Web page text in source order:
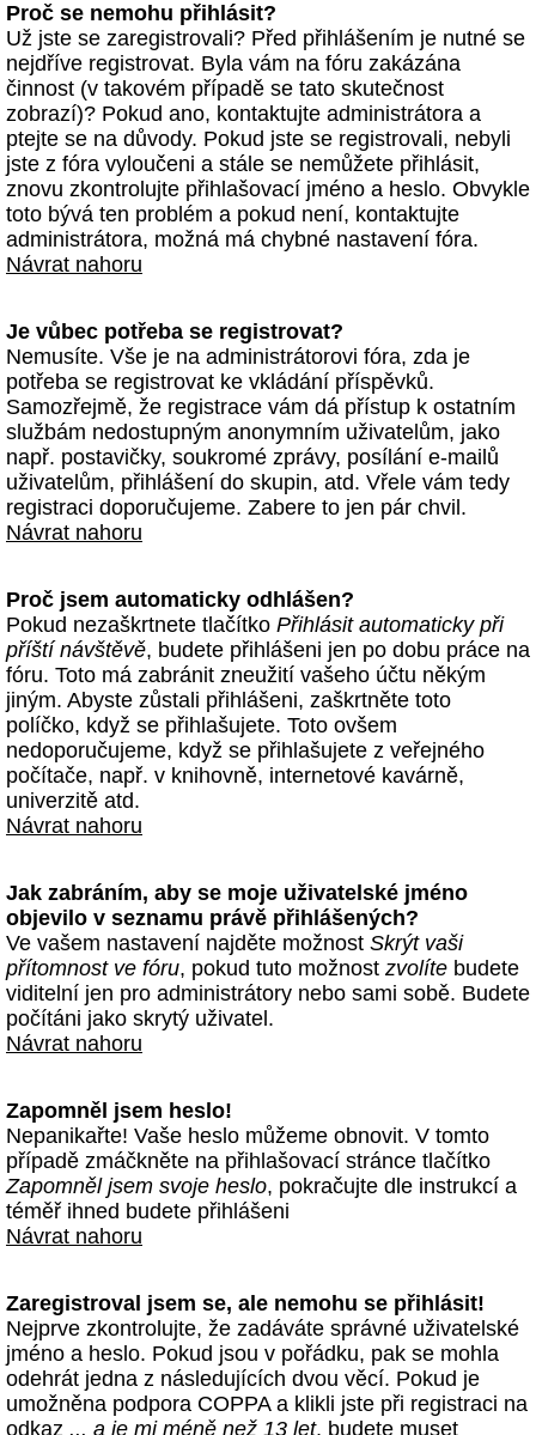
Proč se nemohu přihlásit?
Už jste se zaregistrovali? Před přihlášením je nutné se
nejdříve registrovat. Byla vám na fóru zakázána
činnost (v takovém případě se tato skutečnost
zobrazí)? Pokud ano, kontaktujte administrátora a
ptejte se na důvody. Pokud jste se registrovali, nebyli
jste z fóra vyloučeni a stále se nemůžete přihlásit,
znovu zkontrolujte přihlašovací jméno a heslo. Obvykle
toto bývá ten problém a pokud není, kontaktujte
administrátora, možná má chybné nastavení fóra.
Návrat nahoru
Je vůbec potřeba se registrovat?
Nemusíte. Vše je na administrátorovi fóra, zda je
potřeba se registrovat ke vkládání příspěvků.
Samozřejmě, že registrace vám dá přístup k ostatním
službám nedostupným anonymním uživatelům, jako
např. postavičky, soukromé zprávy, posílání e-mailů
uživatelům, přihlášení do skupin, atd. Vřele vám tedy
registraci doporučujeme. Zabere to jen pár chvil.
Návrat nahoru
Proč jsem automaticky odhlášen?
Pokud nezaškrtnete tlačítko Přihlásit automaticky při
příští návštěvě, budete přihlášeni jen po dobu práce na
fóru. Toto má zabránit zneužití vašeho účtu někým
jiným. Abyste zůstali přihlášeni, zaškrtněte toto
políčko, když se přihlašujete. Toto ovšem
nedoporučujeme, když se přihlašujete z veřejného
počítače, např. v knihovně, internetové kavárně,
univerzitě atd.
Návrat nahoru
Jak zabráním, aby se moje uživatelské jméno
objevilo v seznamu právě přihlášených?
Ve vašem nastavení najděte možnost Skrýt vaši
přítomnost ve fóru, pokud tuto možnost zvolíte budete
viditelní jen pro administrátory nebo sami sobě. Budete
počítáni jako skrytý uživatel.
Návrat nahoru
Zapomněl jsem heslo!
Nepanikařte! Vaše heslo můžeme obnovit. V tomto
případě zmáčkněte na přihlašovací stránce tlačítko
Zapomněl jsem svoje heslo, pokračujte dle instrukcí a
téměř ihned budete přihlášeni
Návrat nahoru
Zaregistroval jsem se, ale nemohu se přihlásit!
Nejprve zkontrolujte, že zadáváte správné uživatelské
jméno a heslo. Pokud jsou v pořádku, pak se mohla
odehrát jedna z následujících dvou věcí. Pokud je
umožněna podpora COPPA a klikli jste při registraci na
odkaz ... a je mi méně než 13 let, budete muset